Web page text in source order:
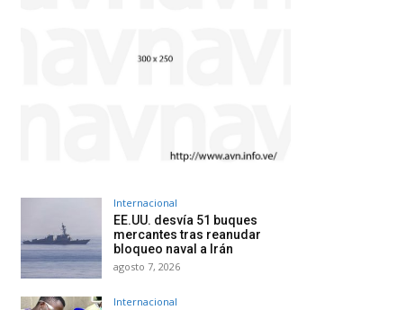
Internacional
EE.UU. desvía 51 buques
mercantes tras reanudar
bloqueo naval a Irán
agosto 7, 2026
Internacional